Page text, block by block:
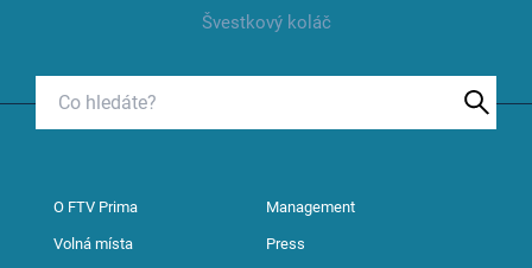
Švestkový koláč
O FTV Prima Management
Volná místa Press